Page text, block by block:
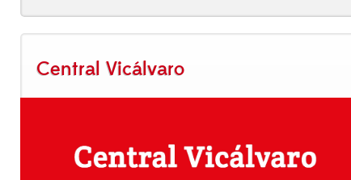
Central Vicálvaro